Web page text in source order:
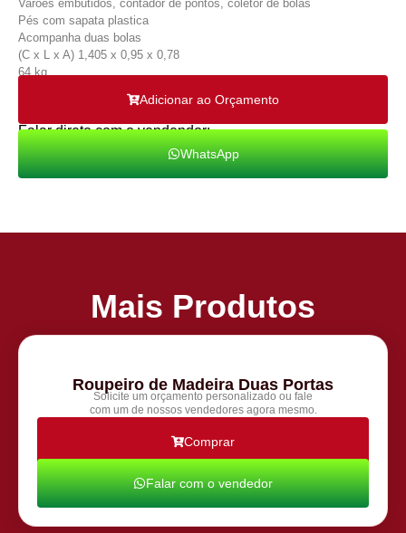
Varões embutidos, contador de pontos, coletor de bolas
Pés com sapata plastica
Acompanha duas bolas
(C x L x A) 1,405 x 0,95 x 0,78
64 kg
Adicionar ao Orçamento
Falar direto com o vendendor:
WhatsApp
Mais Produtos
Roupeiro de Madeira Duas Portas
Solicite um orçamento personalizado ou fale
com um de nossos vendedores agora mesmo.
Comprar
Falar com o vendedor